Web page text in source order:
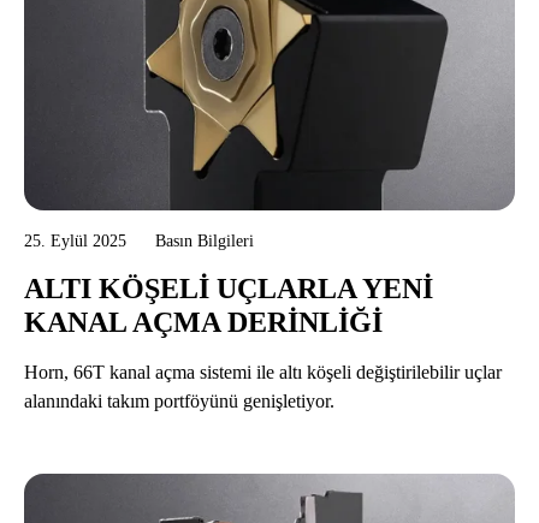
25. Eylül 2025 Basın Bilgileri
ALTI KÖŞELI UÇLARLA YENI
KANAL AÇMA DERINLIĞI
Horn, 66T kanal açma sistemi ile altı köşeli değiştirilebilir uçlar
alanındaki takım portföyünü genişletiyor.